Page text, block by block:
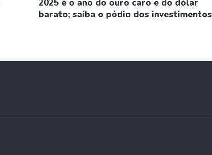
2025 é o ano do ouro caro e do dólar
barato; saiba o pódio dos investimentos